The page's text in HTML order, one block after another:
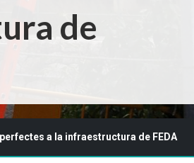
de
a la infraestructura de FEDA